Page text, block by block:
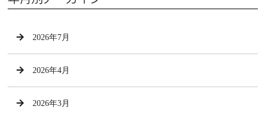
2026年7月
2026年4月
2026年3月